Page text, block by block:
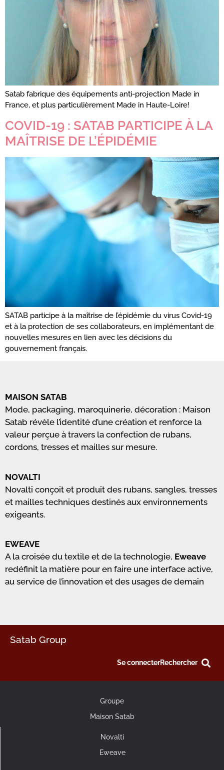
Satab fabrique des équipements anti-projection Made in
France, et plus particulièrement Made in Haute-Loire!
COVID-19 : SATAB PARTICIPE À LA
MAÎTRISE DE L’ÉPIDÉMIE
SATAB participe à la maîtrise de l’épidémie du virus Covid-19
et à la protection de ses collaborateurs, en implémentant de
nouvelles mesures en lien avec les décisions du
gouvernement français.
MAISON SATAB
Mode, packaging, maroquinerie, décoration : Maison
Satab révèle l’identité d’une création et renforce la
valeur perçue à travers la confection de rubans,
cordons, tresses et mailles sur mesure.
NOVALTI
Novalti conçoit et produit des rubans, sangles, tresses
et mailles techniques destinés aux environnements
exigeants.
EWEAVE
A la croisée du textile et de la technologie, Eweave
redéfinit la matière pour en faire une interface active,
au service de l’innovation et des usages de demain
Satab Group
Se connecterRechercher
Groupe
Maison Satab
Novalti
Eweave